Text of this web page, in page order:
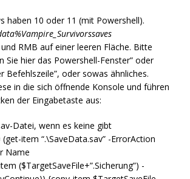
haben 10 oder 11 (mit Powershell).
RMB auf einer leeren Fläche. Bitte
Sie hier das Powershell-Fenster” oder
Befehlszeile”, oder sowas ähnliches.
in die sich öffnende Konsole und führen
der Eingabetaste aus:
Datei, wenn es keine gibt
item “.\SaveData.sav” -ErrorAction
Name
($TargetSaveFile+”.Sicherung”) -